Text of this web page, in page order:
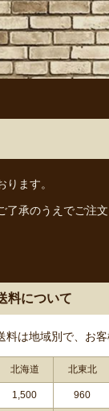
ります。
承のうえでご注文
料について
料は地域別で、お
北海道 北東北
1,500 960